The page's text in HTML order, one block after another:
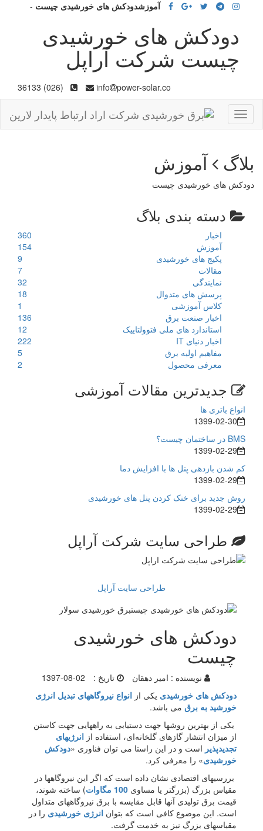
آموزشدودکش های خورشیدی چیست -
دودکش های خورشیدی
چیست شرکت آراپل
info power-solar.co
(026) 36133
Toggle
navigation
بلاگ آموزش
دودکش های خورشیدی چیست
دسته بندی بلاگ
اخبار
360
آموزش
154
پکیج های خورشیدی
9
مقالات
7
نمایندگی
32
پرسش های متدوال
18
کلاس آموزشی
1
اخبار صنعت برق
136
استاندارد های ملی فتوولتاییک
12
اخبار دنیای IT
222
مفاهیم اولیه برق
5
معرفی محصول
2
جدیدترین مقالات آموزشی
انواع باتری ها
1399-02-30
BMS در ساختمان چیست؟
1399-02-29
کم شدن بازدهی پنل ها با افزایش دما
1399-02-29
روش جدید برای خنک کردن پنل های خورشیدی
1399-02-29
طراحی سایت شرکت آراپل
طراحی سایت آراپل
دودکش های خورشیدی
چیست
نویسنده : امیر دهقان تاریخ :
1397-08-02
دودکش های خورشیدی یکی از انواع نیروگاههای تبدیل انرژی
خورشید به برق می باشد.
یكی از بهترین روشها جهت دستیابی به راههایی جهت كاستن
از میزان انتشار گازهای گلخانه‌ای، استفاده از انرژیهای
تجدید‌پذیر است و در این راستا می توان فناوری «دودكش
خورشیدی» را معرفی كرد.
بررسیهای اقتصادی نشان داده است كه اگر این نیروگاهها در
مقیاس بزرگ (بزرگتر یا مساوی
) ساخته شوند،
قیمت برق تولیدی آنها قابل مقایسه با برق نیروگاههای متداول
است. این موضوع كافی است كه بتوان انرژی خورشیدی را در
مقیاسهای بزرگ نیز به خدمت گرفت.